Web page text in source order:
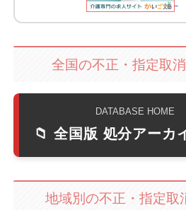
全国の不正・指定取
DATABASE HOME
📁 全国版 処分アーカ
地域別の不正・指定取